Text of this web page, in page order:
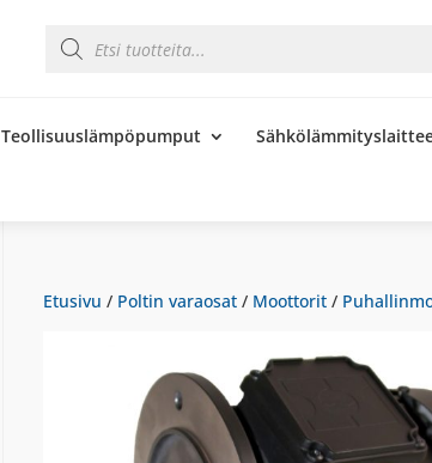
search
Teollisuuslämpöpumput
Etusivu / Poltin varaosat/ Moottorit/